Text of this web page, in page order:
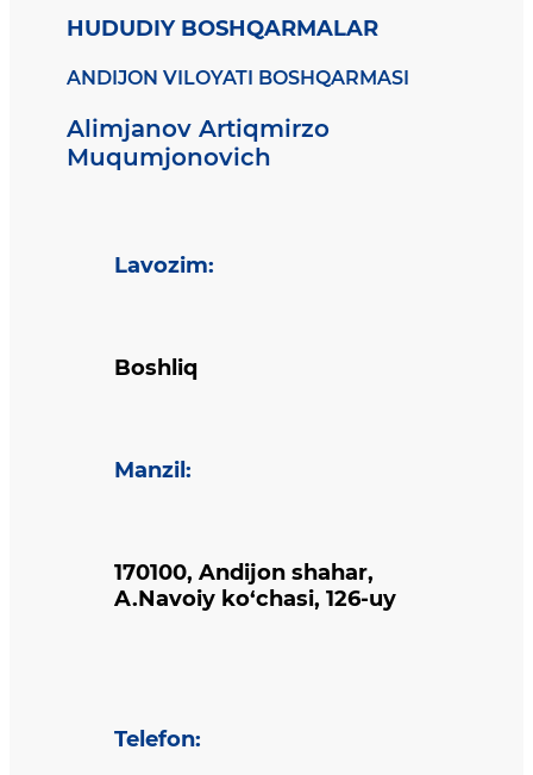
HUDUDIY BOSHQARMALAR
ANDIJON VILOYATI BOSHQARMASI
Alimjanov Artiqmirzo
Muqumjonovich
Lavozim:
Boshliq
Manzil :
170100, Andijon shahar,
A.Navoiy ko‘chasi, 126-uy
Telefon: